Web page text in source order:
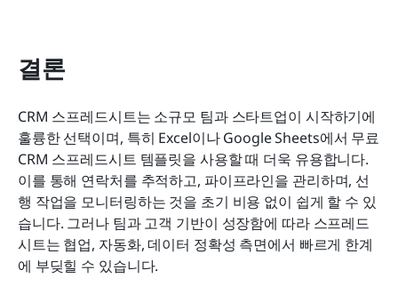
결론
CRM 스프레드시트는 소규모 팀과 스타트업이 시작하기에
훌륭한 선택이며, 특히 Excel이나 Google Sheets에서 무료
CRM 스프레드시트 템플릿을 사용할 때 더욱 유용합니다.
이를 통해 연락처를 추적하고, 파이프라인을 관리하며, 선
행 작업을 모니터링하는 것을 초기 비용 없이 쉽게 할 수 있
습니다. 그러나 팀과 고객 기반이 성장함에 따라 스프레드
시트는 협업, 자동화, 데이터 정확성 측면에서 빠르게 한계
에 부딪힐 수 있습니다.